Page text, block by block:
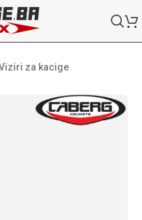
za kacige